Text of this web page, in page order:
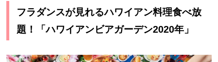
フラダンスが見れるハワイアン料理食べ放
題！「ハワイアンビアガーデン2020年」